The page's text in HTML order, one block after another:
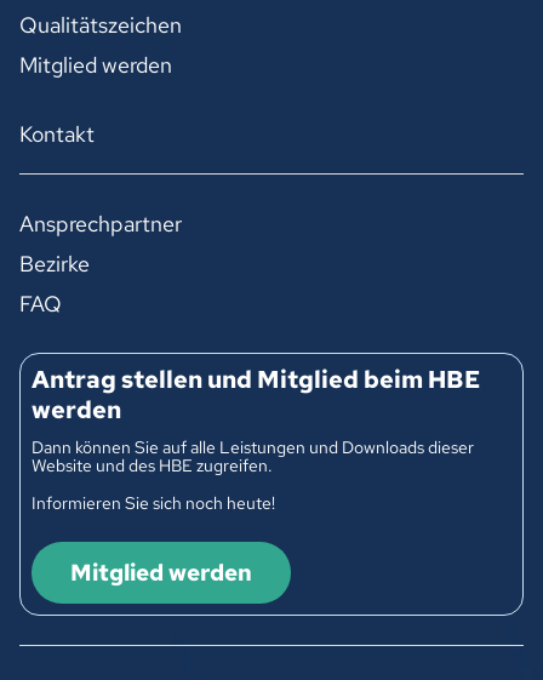
Qualitätszeichen
Mitglied werden
Kontakt
Ansprechpartner
Bezirke
FAQ
Antrag stellen und Mitglied beim HBE
werden
Dann können Sie auf alle Leistungen und Downloads dieser
Website und des HBE zugreifen.
Informieren Sie sich noch heute!
Mitglied werden